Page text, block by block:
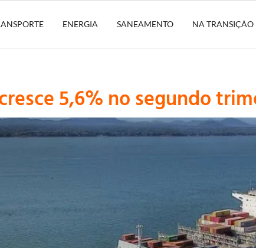
ENERGIA SANEAMENTO NA TRANSIÇÃO
5,6% no segundo